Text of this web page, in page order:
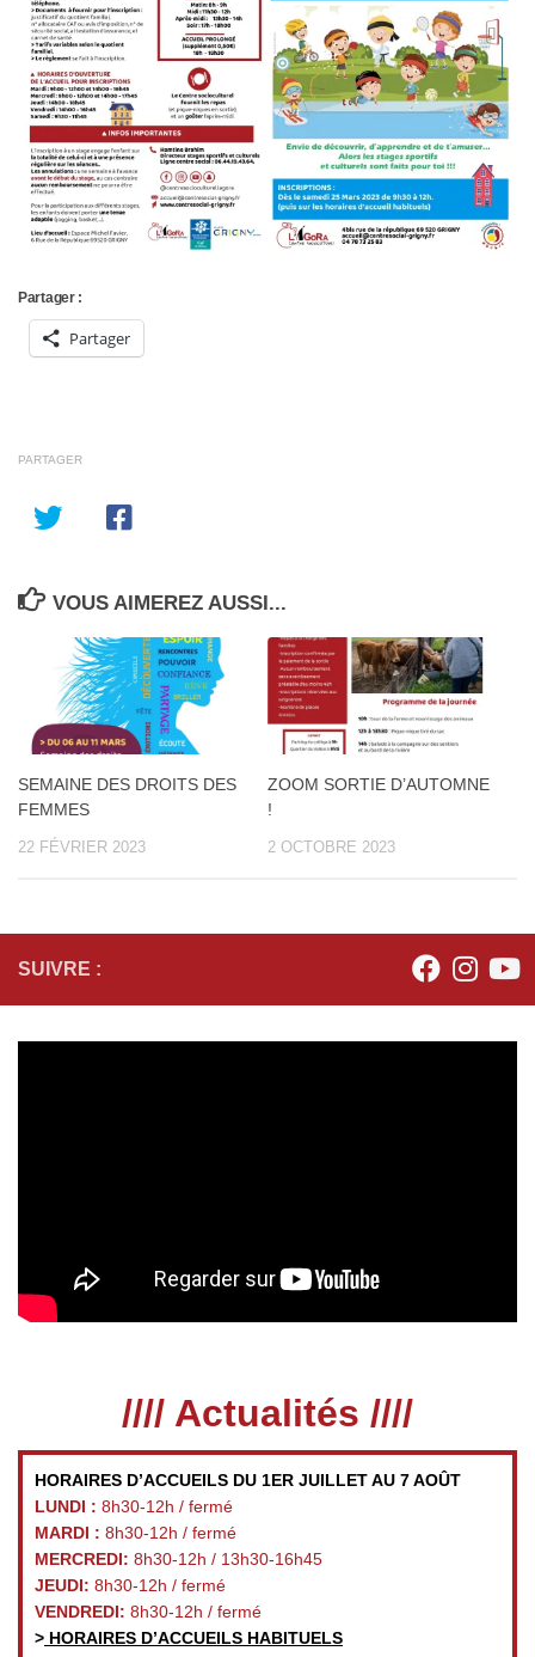
Partager :
Partager
PARTAGER
VOUS AIMEREZ AUSSI...
SEMAINE DES DROITS DES
FEMMES
22 FÉVRIER 2023
ZOOM SORTIE D’AUTOMNE
!
2 OCTOBRE 2023
SUIVRE :
//// Actualités ////
HORAIRES D’ACCUEILS DU 1ER JUILLET AU 7 AOÛT
LUNDI : 8h30-12h / fermé
MARDI : 8h30-12h / fermé
MERCREDI: 8h30-12h / 13h30-16h45
JEUDI: 8h30-12h / fermé
VENDREDI: 8h30-12h / fermé
> HORAIRES D’ACCUEILS HABITUELS